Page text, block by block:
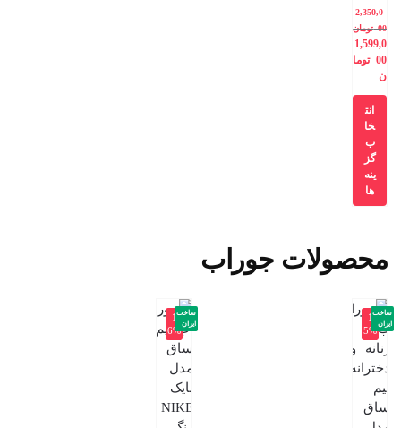
2,350,0
00 تومان
1,599,0
00 توما
ن
انت
خا
ب
گز
ینه
ها
محصولات جوراب
-1
5%
ساخت
ایران
-1
6%
ساخت
ایران